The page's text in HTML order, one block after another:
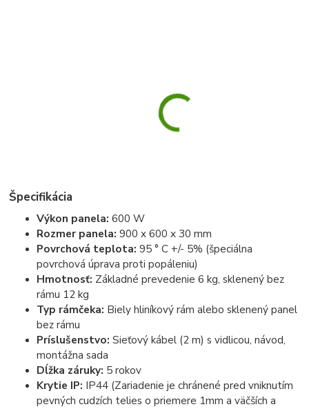
Špecifikácia
Výkon panela:600 W
Rozmer panela:900 x 600 x 30 mm
Povrchová teplota: 95 ° C +/- 5% (špeciálna
povrchová úprava proti popáleniu)
Hmotnosť: Základné prevedenie 6 kg, sklenený bez
rámu 12 kg
Typ rámčeka: Biely hliníkový rám alebo sklenený panel
bez rámu
Príslušenstvo: Sieťový kábel (2 m) s vidlicou, návod,
montážna sada
Dĺžka záruky: 5 rokov
Krytie IP: IP44 (Zariadenie je chránené pred vniknutím
pevných cudzích telies o priemere 1mm a väčších a